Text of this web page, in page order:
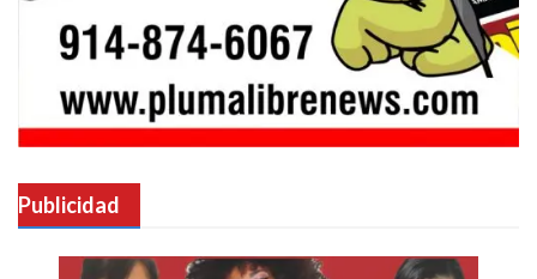
Publicidad